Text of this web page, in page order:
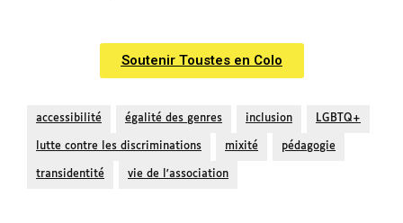
Soutenir Toustes en Colo
accessibilité égalité des genres inclusion LGBTQ+
lutte contre les discriminations mixité pédagogie
transidentité vie de l'association